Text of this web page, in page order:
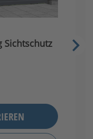
Sichtschutz